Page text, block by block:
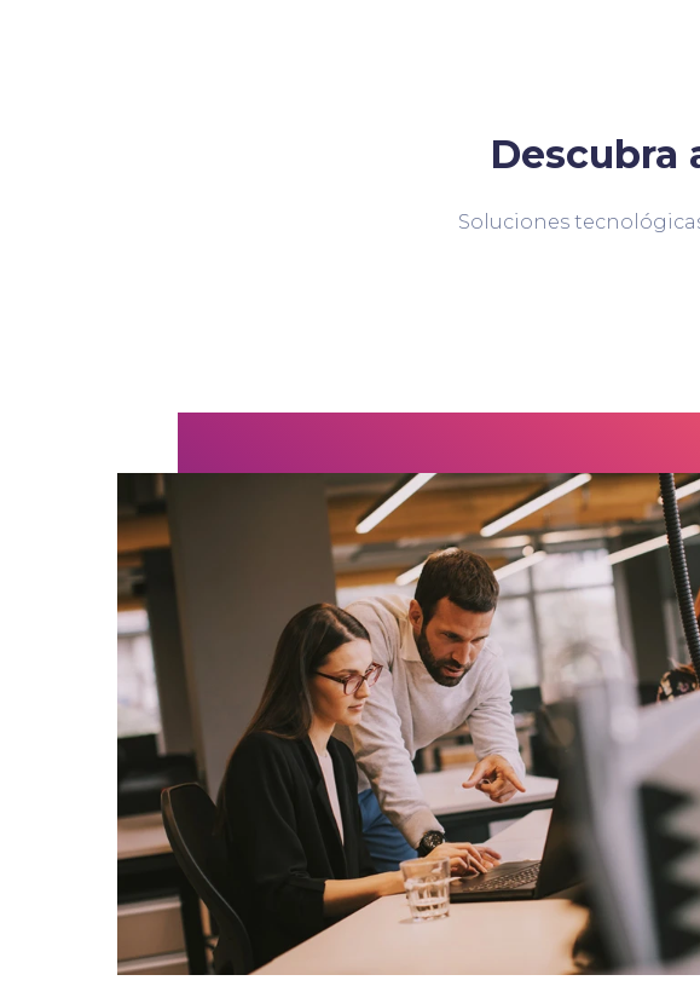
Descubra
Soluciones